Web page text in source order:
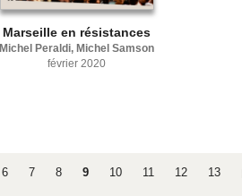
Marseille en résistances
Michel Peraldi, Michel Samson
février 2020
6 7 8 9 10 11 12 13